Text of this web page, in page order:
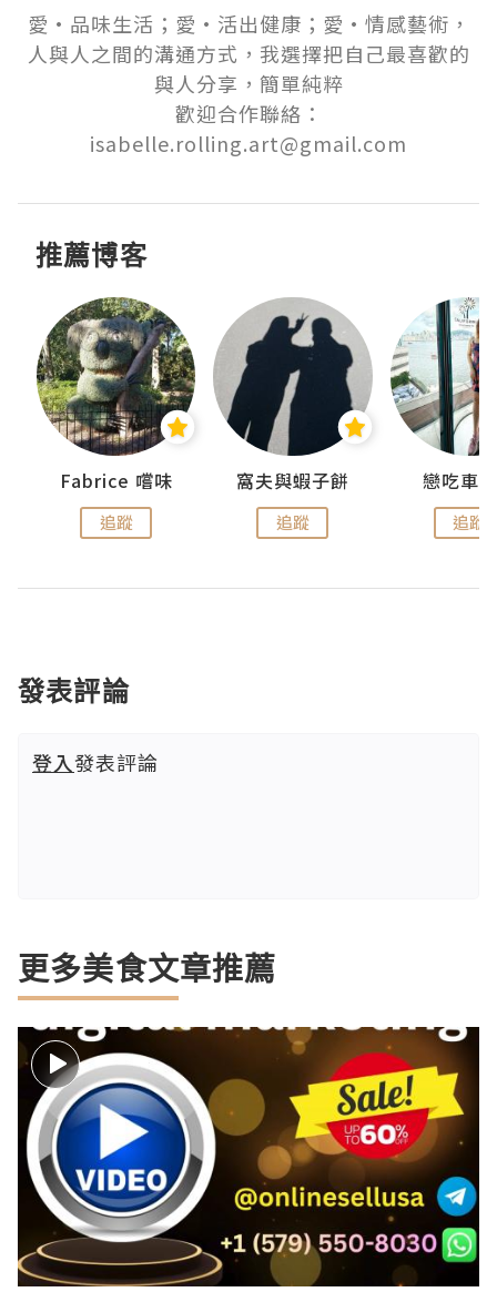
愛·品味生活；愛·活出健康；愛·情感藝術，
人與人之間的溝通方式，我選擇把自己最喜歡的
與人分享，簡單純粹
歡迎合作聯絡：
isabelle.rolling.art@gmail.com
推薦博客
Fabrice 嚐味
追蹤
窩夫與蝦子餅
追蹤
戀吃車
追蹤
發表評論
登入發表評論
更多美食文章推薦